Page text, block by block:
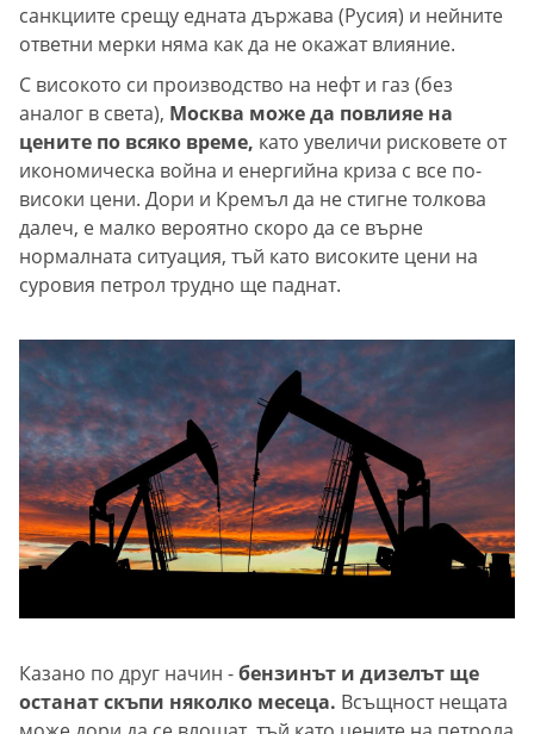
санкциите срещу едната държава (Русия) и нейните
ответни мерки няма как да не окажат влияние.
С високото си производство на нефт и газ (без
аналог в света), Москва може да повлияе на
цените по всяко време, като увеличи рисковете от
икономическа война и енергийна криза с все по-
високи цени. Дори и Кремъл да не стигне толкова
далеч, е малко вероятно скоро да се върне
нормалната ситуация, тъй като високите цени на
суровия петрол трудно ще паднат.
Казано по друг начин -бензинът и дизелът ще
останат скъпи няколко месеца. Всъщност нещата